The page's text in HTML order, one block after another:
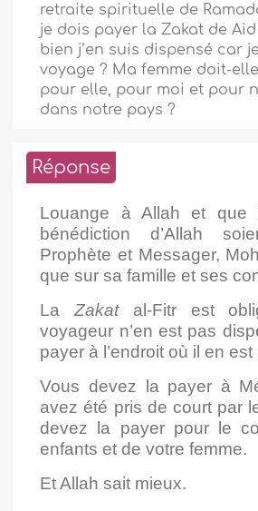
retraite spirituelle de
je dois payer la Zakat de Aid
bien j’en suis dispensé car
voyage ? Ma femme doit-
pour elle, pour moi et pour
dans notre pays ?
Réponse
Louange à Allah et
bénédiction d’Allah
Prophète et Messager,
que sur sa famille et ses
LaZakatal-Fitr est
voyageur n’en est pas
payer à l’endroit où il en
Vous devez la payer à
avez été pris de court par
devez la payer pour le
enfants et de votre femme.
Et Allah sait mieux.